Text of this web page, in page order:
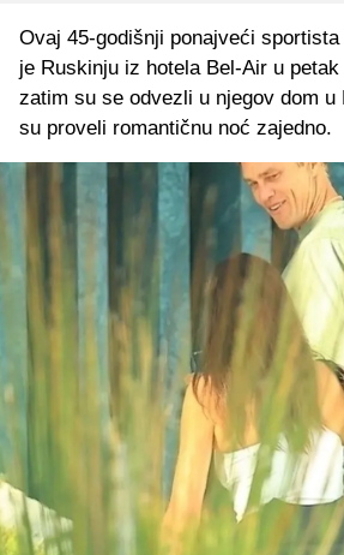
Ovaj 45-godišnji ponajveći
je Ruskinju iz hotela Bel-Air u petak
zatim su se odvezli u njegov dom u
su proveli romantičnu noć zajedno.